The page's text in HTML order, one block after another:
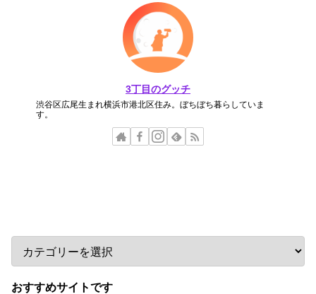
3丁目のグッチ
渋谷区広尾生まれ横浜市港北区住み。ぼちぼち暮らしていま
す。
おすすめサイトです